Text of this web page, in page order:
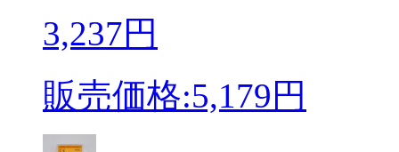
3,237円
販売価格:5,179円